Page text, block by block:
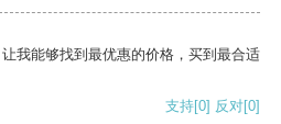
我能够找到最优惠的价格，买到最合适
支持[0] 反对[0]